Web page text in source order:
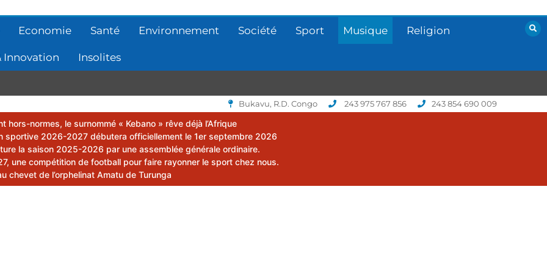
Economie Santé Environnement Société Sport Musique Religion
Innovation Insolites
Bukavu, R.D. Congo 243 975 767 856 243 854 690 009
hors-normes, le surnommé « Kebano » rêve déjà l’Afrique
sportive 2026-2027 débutera officiellement le 1er septembre 2026
la saison 2025-2026 par une assemblée générale ordinaire.
une compétition de football pour faire rayonner le sport chez nous.
chevet de l’orphelinat Amatu de Turunga